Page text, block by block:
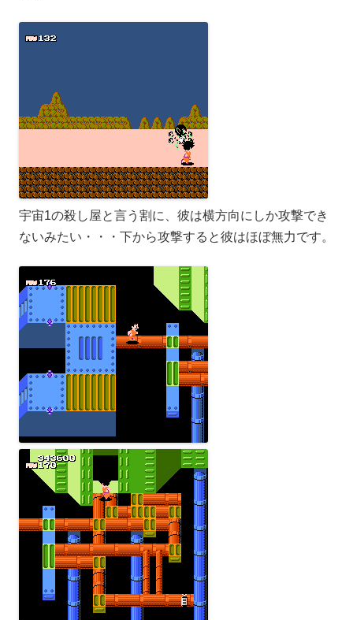
宇宙1の殺し屋と言う割に、彼は横方向にしか攻撃でき
ないみたい・・・下から攻撃すると彼はほぼ無力です。